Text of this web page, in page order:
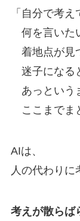
「自分で考え
何を言いた
着地点が見
迷子になる
あっという
ここまでま
AIは、
人の代わりに
考えが散らば